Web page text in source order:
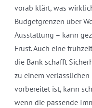
vorab klärt, was
Budgetgrenzen über
Ausstattung – kann
Frust. Auch eine
die Bank schafft
zu einem verlässlichen
vorbereitet ist, kann
wenn die passende